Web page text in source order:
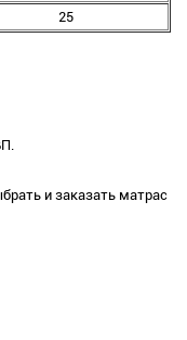
25
и заказать матрас